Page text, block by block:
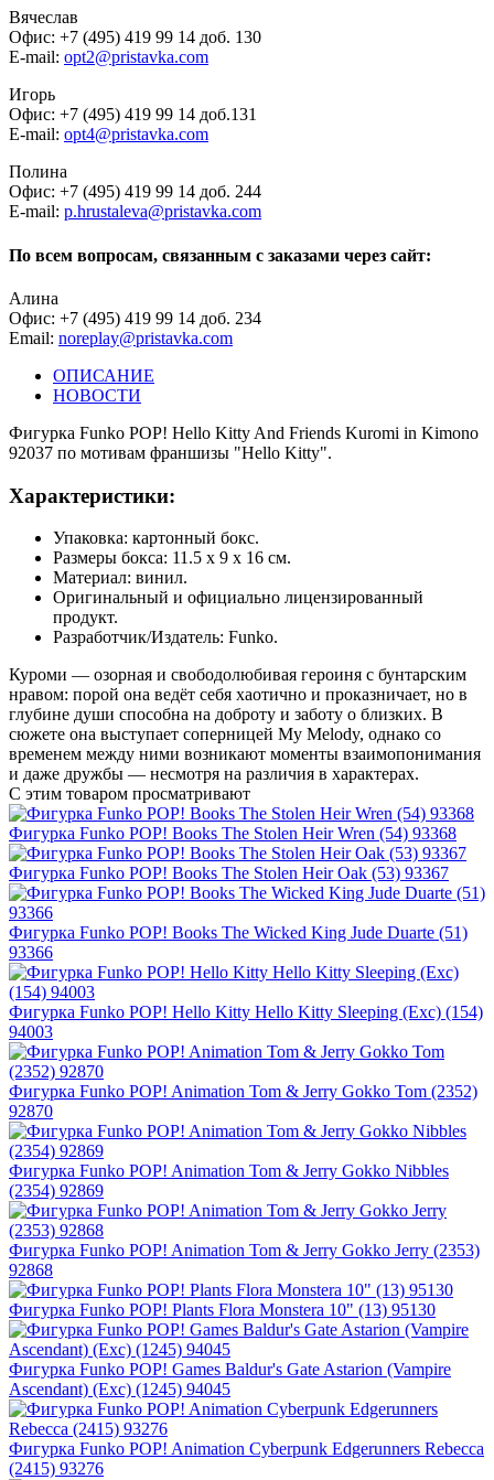
Вячеслав
Офис: +7 (495) 419 99 14 доб. 130
E-mail: opt2@pristavka.com
Игорь
Офис: +7 (495) 419 99 14 доб.131
E-mail: opt4@pristavka.com
Полина
Офис: +7 (495) 419 99 14 доб. 244
E-mail: p.hrustaleva@pristavka.com
По всем вопросам, связанным с заказами через сайт:
Алина
Офис: +7 (495) 419 99 14 доб. 234
Email: noreplay@pristavka.com
ОПИСАНИЕ
НОВОСТИ
Фигурка Funko POP! Hello Kitty And Friends Kuromi in Kimono
92037 по мотивам франшизы "Hello Kitty".
Характеристики:
Упаковка: картонный бокс.
Размеры бокса: 11.5 х 9 х 16 см.
Материал: винил.
Оригинальный и официально лицензированный
продукт.
Разработчик/Издатель: Funko.
Куроми — озорная и свободолюбивая героиня с бунтарским
нравом: порой она ведёт себя хаотично и проказничает, но в
глубине души способна на доброту и заботу о близких. В
сюжете она выступает соперницей My Melody, однако со
временем между ними возникают моменты взаимопонимания
и даже дружбы — несмотря на различия в характерах.
С этим товаром просматривают
Фигурка Funko POP! Books The Stolen Heir Wren (54) 93368
Фигурка Funko POP! Books The Stolen Heir Oak (53) 93367
Фигурка Funko POP! Books The Wicked King Jude Duarte (51)
93366
Фигурка Funko POP! Hello Kitty Hello Kitty Sleeping (Exc) (154)
94003
Фигурка Funko POP! Animation Tom & Jerry Gokko Tom (2352)
92870
Фигурка Funko POP! Animation Tom & Jerry Gokko Nibbles
(2354) 92869
Фигурка Funko POP! Animation Tom & Jerry Gokko Jerry (2353)
92868
Фигурка Funko POP! Plants Flora Monstera 10" (13) 95130
Фигурка Funko POP! Games Baldur's Gate Astarion (Vampire
Ascendant) (Exc) (1245) 94045
Фигурка Funko POP! Animation Cyberpunk Edgerunners Rebecca
(2415) 93276